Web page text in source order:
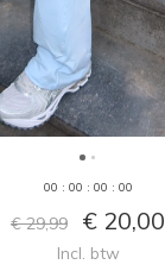
00 : 00 : 00 : 00
€ 29,99 € 20,00
Incl. btw